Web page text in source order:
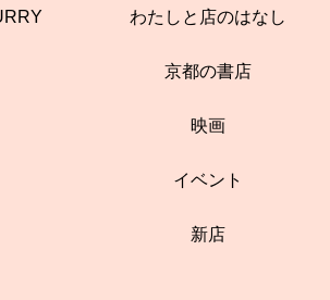
わたしと店のはなし
京都の書店
映画
イベント
新店